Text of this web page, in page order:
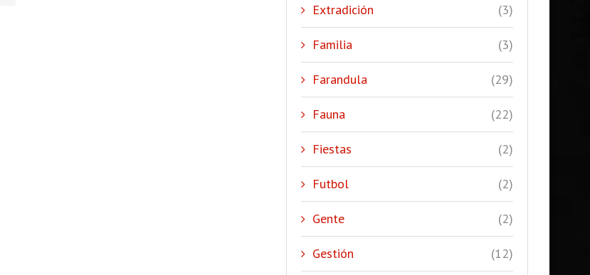
Extradición (3)
Familia (3)
Farandula (29)
Fauna (22)
Fiestas (2)
Futbol (2)
Gente (2)
Gestión (12)